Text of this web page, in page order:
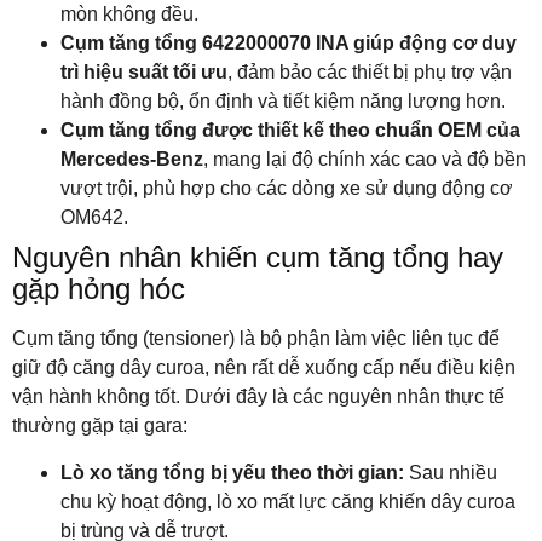
mòn không đều.
Cụm tăng tổng 6422000070
INA giúp động cơ duy
trì hiệu suất tối ưu, đảm bảo các thiết bị phụ trợ vận
hành đồng bộ, ổn định và tiết kiệm năng lượng hơn.
Cụm tăng tổng được thiết kế theo chuẩn OEM của
Mercedes-Benz, mang lại độ chính xác cao và độ bền
vượt trội, phù hợp cho các dòng xe sử dụng động cơ
OM642.
Nguyên nhân khiến cụm tăng tổng hay
gặp hỏng hóc
Cụm tăng tổng (tensioner) là bộ phận làm việc liên tục để
giữ độ căng dây curoa, nên rất dễ xuống cấp nếu điều kiện
vận hành không tốt. Dưới đây là các nguyên nhân thực tế
thường gặp tại gara:
Lò xo tăng tổng bị yếu theo thời gian: Sau nhiều
chu kỳ hoạt động, lò xo mất lực căng khiến dây curoa
bị trùng và dễ trượt.